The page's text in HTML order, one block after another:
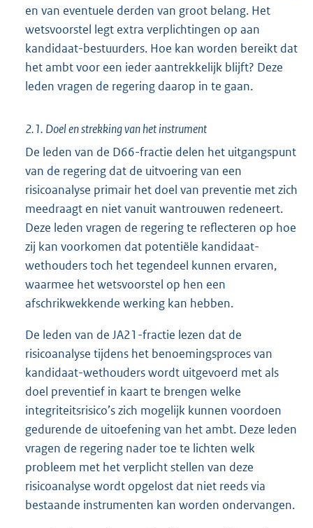
en van eventuele derden van groot belang. Het
wetsvoorstel legt extra verplichtingen op aan
kandidaat-bestuurders. Hoe kan worden bereikt dat
het ambt voor een ieder aantrekkelijk blijft? Deze
leden vragen de regering daarop in te gaan.
2.1. Doel en strekking van het instrument
De leden van de D66-fractie delen het uitgangspunt
van de regering dat de uitvoering van een
risicoanalyse primair het doel van preventie met zich
meedraagt en niet vanuit wantrouwen redeneert.
Deze leden vragen de regering te reflecteren op hoe
zij kan voorkomen dat potentiële kandidaat-
wethouders toch het tegendeel kunnen ervaren,
waarmee het wetsvoorstel op hen een
afschrikwekkende werking kan hebben.
De leden van de JA21-fractie lezen dat de
risicoanalyse tijdens het benoemingsproces van
kandidaat-wethouders wordt uitgevoerd met als
doel preventief in kaart te brengen welke
integriteitsrisico’s zich mogelijk kunnen voordoen
gedurende de uitoefening van het ambt. Deze leden
vragen de regering nader toe te lichten welk
probleem met het verplicht stellen van deze
risicoanalyse wordt opgelost dat niet reeds via
bestaande instrumenten kan worden ondervangen.